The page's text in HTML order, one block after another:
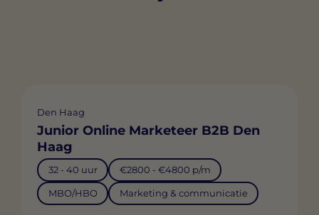
Den Haag
Junior Online Marketeer B2B Den
Haag
32 - 40 uur €2800 - €4800 p/m
MBO/HBO Marketing & communicatie